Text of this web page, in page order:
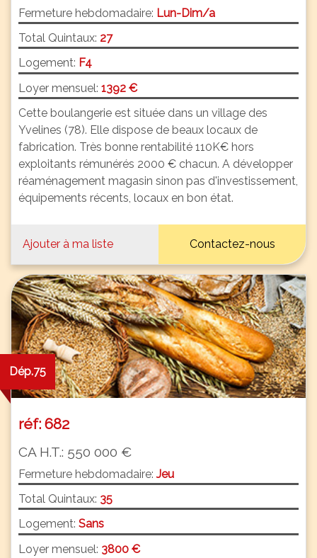
Fermeture hebdomadaire: Lun-Dim/a
Total Quintaux: 27
Logement: F4
Loyer mensuel: 1392 €
Cette boulangerie est située dans un village des
Yvelines (78). Elle dispose de beaux locaux de
fabrication. Très bonne rentabilité 110K€ hors
exploitants rémunérés 2000 € chacun. A développer
réaménagement magasin sinon pas d'investissement,
équipements récents, locaux en bon état.
Ajouter à ma liste Contactez-nous
Dép.75
réf: 682
CA H.T.: 550 000 €
Fermeture hebdomadaire: Jeu
Total Quintaux: 35
Logement: Sans
Loyer mensuel: 3800 €